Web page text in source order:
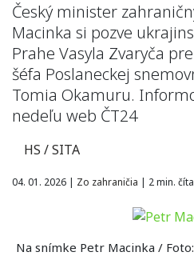
Český minister
Macinka si pozve
Prahe Vasyla Zvaryča
šéfa Poslaneckej
Tomia Okamuru.
nedeľu web ČT24
HS / SITA
04. 01. 2026 | Zo zahraničia | 2 min.
Na snímke Petr Macinka /